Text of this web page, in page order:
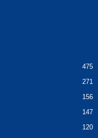
475
271
156
147
120